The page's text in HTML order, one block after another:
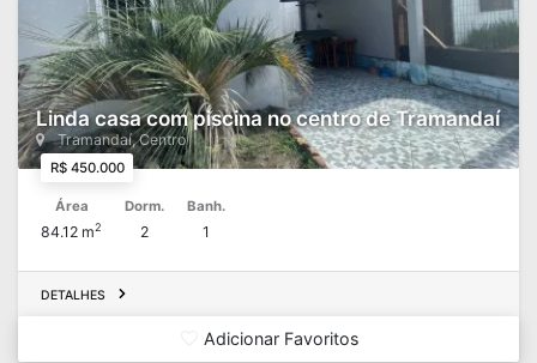
R$ 450.000
Linda casa com piscina no centro de Tramandaí
Tramandaí, Centro
Área
84.12 m2
Dorm.
2
Banh.
1
DETALHES
Adicionar Favoritos